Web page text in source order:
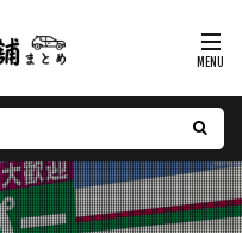
宮城県
秋田県
栃木県
群馬県